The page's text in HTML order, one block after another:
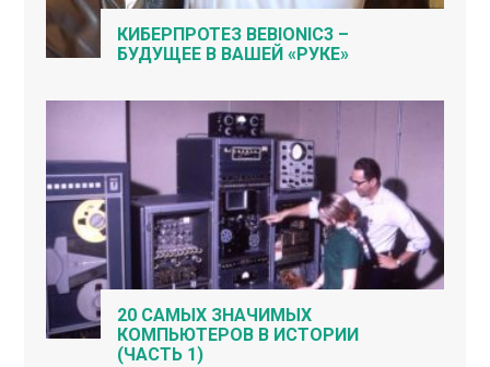
КИБЕРПРОТЕЗ BEBIONIC3 –
БУДУЩЕЕ В ВАШЕЙ «РУКЕ»
20 САМЫХ ЗНАЧИМЫХ
КОМПЬЮТЕРОВ В ИСТОРИИ
(ЧАСТЬ 1)